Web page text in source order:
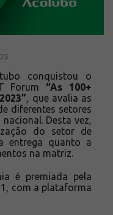
conquistou o
Forum “As 100+
, que avalia as
diferentes setores
Desta vez,
do setor de
entrega quanto a
na matriz.
é premiada pela
com a plataforma